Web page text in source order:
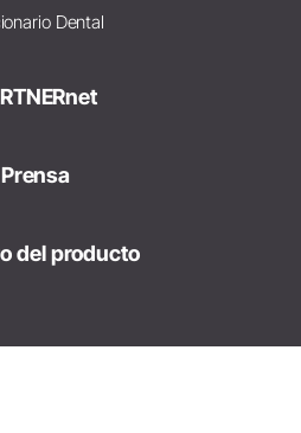
Dental
Prensa
del producto